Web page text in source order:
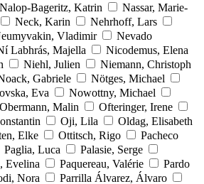
Nalop-Bageritz, Katrin
Nassar, Marie-
Neck, Karin
Nehrhoff, Lars
Vladimir
Nevado
Labhrás, Majella
Nicodemus, Elena
Niehl, Julien
Niemann, Christoph
Gabriele
Nötges, Michael
Eva
Nowottny, Michael
Obermann, Malin
Ofteringer, Irene
Oji, Lila
Oldag, Elisabeth
Elke Ottitsch, Rigo
Pacheco
Paglia, Luca
Palasie, Serge
Evelina Paquereau, Valérie
Pardo
Nora
Parrilla Álvarez, Álvaro